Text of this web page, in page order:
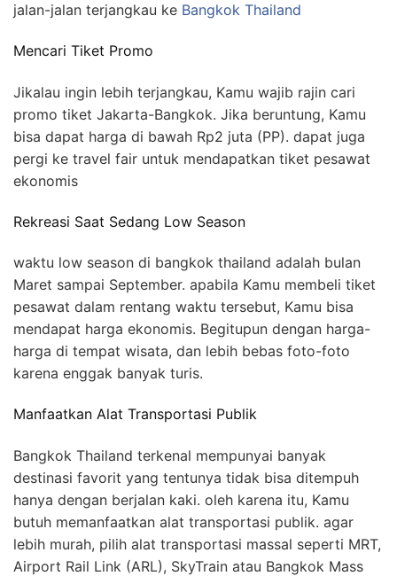
jalan-jalan terjangkau ke Bangkok Thailand
Mencari Tiket Promo
Jikalau ingin lebih terjangkau, Kamu wajib rajin cari
promo tiket Jakarta-Bangkok. Jika beruntung, Kamu
bisa dapat harga di bawah Rp2 juta (PP). dapat juga
pergi ke travel fair untuk mendapatkan tiket pesawat
ekonomis
Rekreasi Saat Sedang Low Season
waktu low season di bangkok thailand adalah bulan
Maret sampai September. apabila Kamu membeli tiket
pesawat dalam rentang waktu tersebut, Kamu bisa
mendapat harga ekonomis. Begitupun dengan harga-
harga di tempat wisata, dan lebih bebas foto-foto
karena enggak banyak turis.
Manfaatkan Alat Transportasi Publik
Bangkok Thailand terkenal mempunyai banyak
destinasi favorit yang tentunya tidak bisa ditempuh
hanya dengan berjalan kaki. oleh karena itu, Kamu
butuh memanfaatkan alat transportasi publik. agar
lebih murah, pilih alat transportasi massal seperti MRT,
Airport Rail Link (ARL), SkyTrain atau Bangkok Mass